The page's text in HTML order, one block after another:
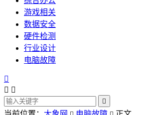
游戏相关
数据安全
硬件检测
行业设计
电脑故障

 
